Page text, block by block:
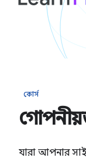
কোর্স
যারা আপনার